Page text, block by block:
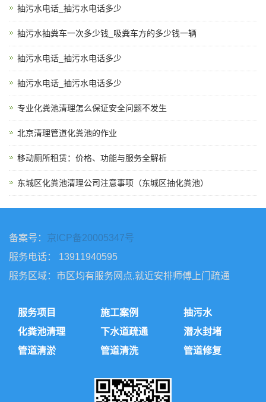
抽污水电话_抽污水电话多少
抽污水抽粪车一次多少钱_吸粪车方的多少钱一辆
抽污水电话_抽污水电话多少
抽污水电话_抽污水电话多少
专业化粪池清理怎么保证安全问题不发生
北京清理管道化粪池的作业
移动厕所租赁：价格、功能与服务全解析
东城区化粪池清理公司注意事项（东城区抽化粪池）
备案号： 京ICP备20005347号
服务电话： 13911940595
服务区域：市区均有服务网点,就近安排师傅上门疏通
服务项目 施工案例
抽污水
化粪池清理
下水道疏通
潜水封堵
管道清淤
管道清洗 管道修复